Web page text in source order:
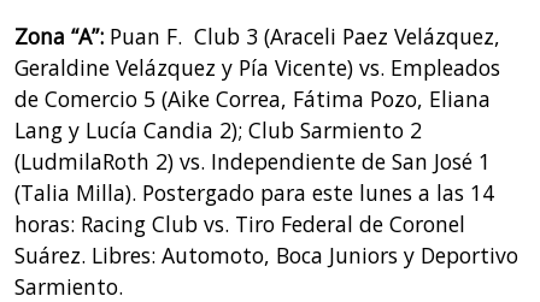
Zona “A”:Puan F. Club 3 (Araceli Paez Velázquez,
Geraldine Velázquez y Pía Vicente) vs. Empleados
de Comercio 5 (Aike Correa, Fátima Pozo, Eliana
Lang y Lucía Candia 2); Club Sarmiento 2
(LudmilaRoth 2) vs. Independiente de San José 1
(Talia Milla). Postergado para este lunes a las 14
horas: Racing Club vs. Tiro Federal de Coronel
Suárez. Libres: Automoto, Boca Juniors y Deportivo
Sarmiento.